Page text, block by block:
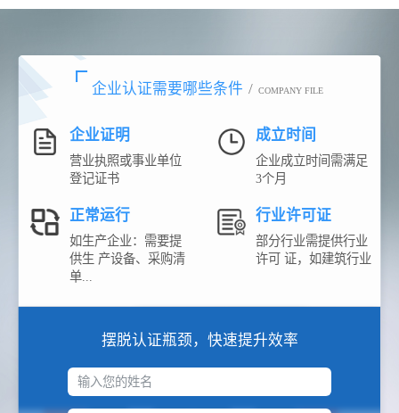
企业认证需要哪些条件 / COMPANY FILE
企业证明
营业执照或事业单位
登记证书
成立时间
企业成立时间需满足
3个月
正常运行
如生产企业：需要提
供生 产设备、采购清
单...
行业许可证
部分行业需提供行业
许可 证，如建筑行业
摆脱认证瓶颈，快速提升效率
输入您的姓名